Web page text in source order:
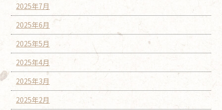
2025年7月
2025年6月
2025年5月
2025年4月
2025年3月
2025年2月